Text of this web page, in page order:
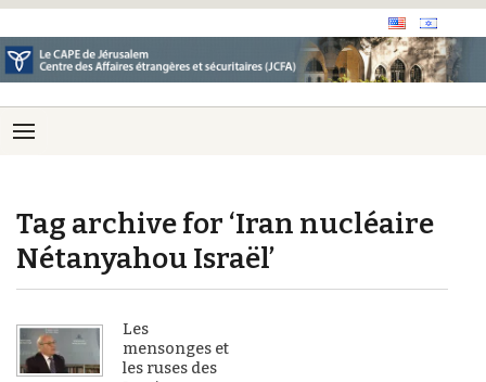
Tag archive for ‘Iran nucléaire
Nétanyahou Israël’
Les
mensonges et
les ruses des